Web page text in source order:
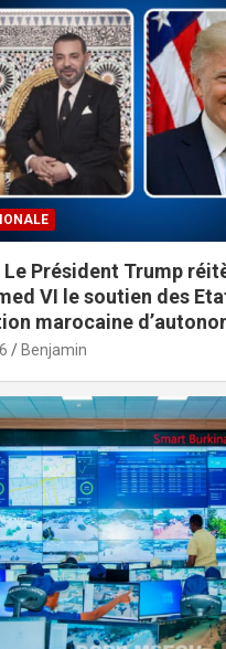
Le Président Trump
VI le soutien des
marocaine
Benjamin